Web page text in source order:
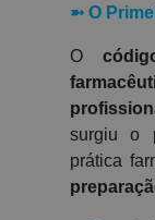
➼ O
O
surgiu o
prática